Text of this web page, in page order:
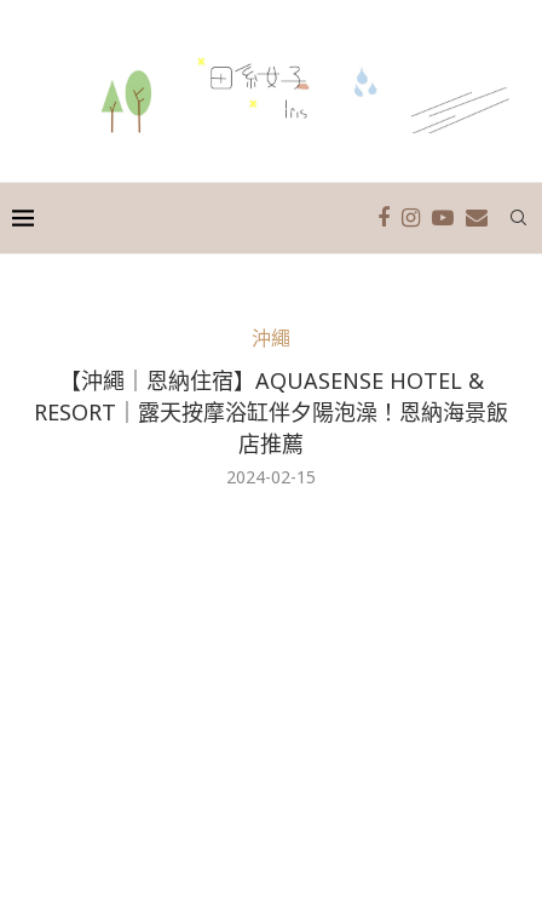
沖繩
【沖繩｜恩納住宿】AQUASENSE HOTEL &
RESORT｜露天按摩浴缸伴夕陽泡澡！恩納海景飯
店推薦
2024-02-15